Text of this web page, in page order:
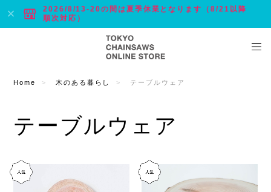
2026/8/13-20の間は夏季休業となります（8/21以降
順次対応）
Home 木のある暮らし テーブルウェア
テーブルウェア